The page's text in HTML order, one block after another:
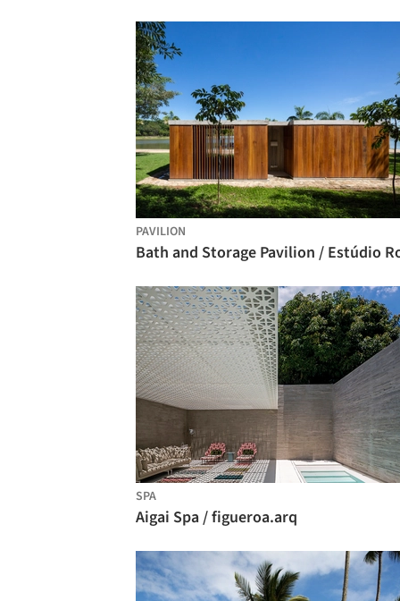
PAVILION
SPA
Aigai Spa / figueroa.arq